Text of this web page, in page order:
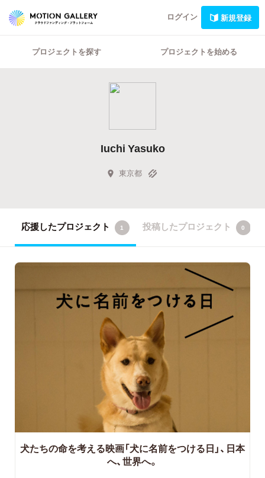
ログイン 新規登録
プロジェクトを探す プロジェクトを始める
Iuchi Yasuko
東京都
応援したプロジェクト 1 投稿したプロジェクト 0
犬たちの命を考える映画「犬に名前をつける日」、日本
へ、世界へ。